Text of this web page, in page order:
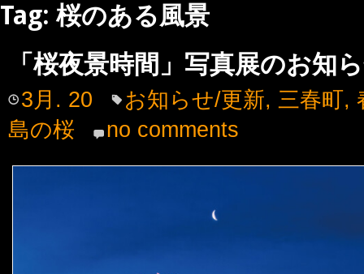
Tag: 桜のある風景
「桜夜景時間」写真展のお知
3月. 20 お知らせ/更新, 三春町,
島の桜
no comments